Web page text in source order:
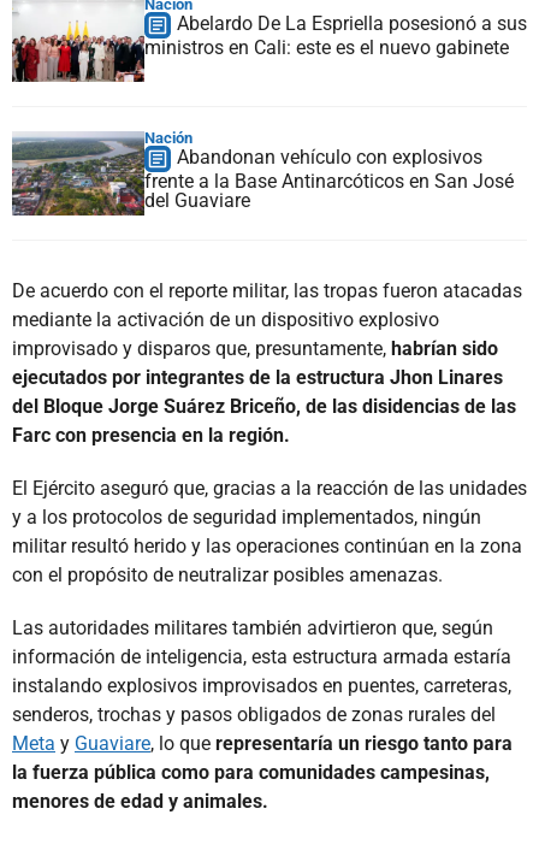
Nación
Abelardo De La Espriella posesionó a sus
ministros en Cali: este es el nuevo gabinete
Nación
Abandonan vehículo con explosivos
frente a la Base Antinarcóticos en San José
del Guaviare
De acuerdo con el reporte militar, las tropas fueron atacadas
mediante la activación de un dispositivo explosivo
improvisado y disparos que, presuntamente, habrían sido
ejecutados por integrantes de la estructura Jhon Linares
del Bloque Jorge Suárez Briceño, de las disidencias de las
Farc con presencia en la región.
El Ejército aseguró que, gracias a la reacción de las unidades
y a los protocolos de seguridad implementados, ningún
militar resultó herido y las operaciones continúan en la zona
con el propósito de neutralizar posibles amenazas.
Las autoridades militares también advirtieron que, según
información de inteligencia, esta estructura armada estaría
instalando explosivos improvisados en puentes, carreteras,
senderos, trochas y pasos obligados de zonas rurales del
Meta y Guaviare, lo que representaría un riesgo tanto para
la fuerza pública como para comunidades campesinas,
menores de edad y animales.